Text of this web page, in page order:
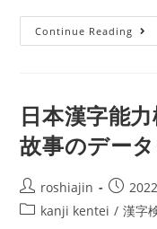
Continue Reading
日本漢字能
故事のデー
Post
author:
roshiajin
Post
Postkanji kentei / 漢字